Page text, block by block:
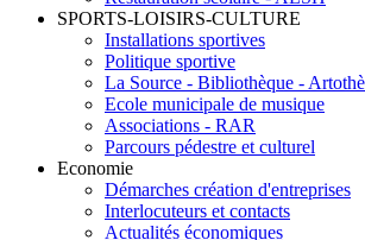
SPORTS-LOISIRS-CULTURE
Installations sportives
Politique sportive
La Source - Bibliothèque -
Ecole municipale de musique
Associations - RAR
Parcours pédestre et culturel
Economie
Démarches création d'entreprises
Interlocuteurs et contacts
Actualités économiques